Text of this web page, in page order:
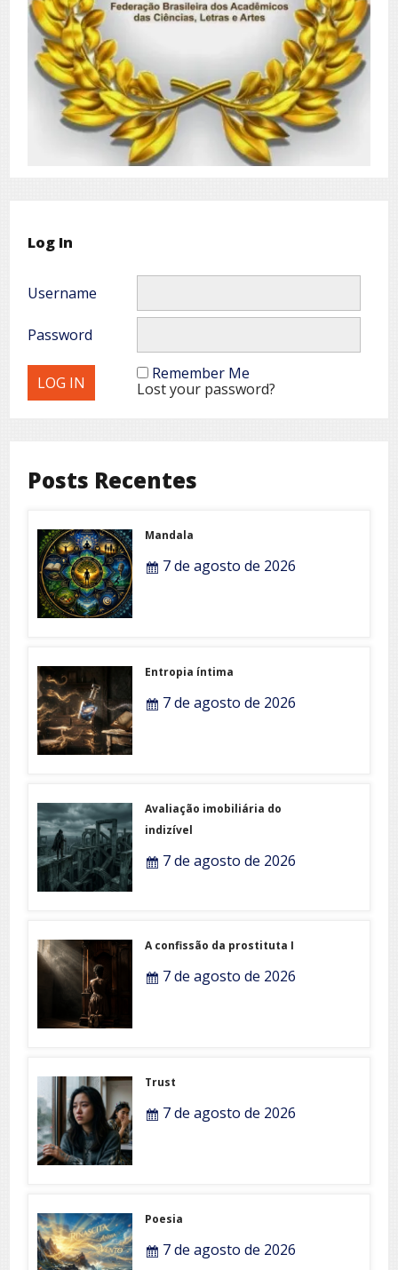
Log In
Username
Password
Remember Me
Lost your password?
Posts Recentes
Mandala
7 de agosto de 2026
Entropia íntima
7 de agosto de 2026
Avaliação imobiliária do
indizível
7 de agosto de 2026
A confissão da prostituta I
7 de agosto de 2026
Trust
7 de agosto de 2026
Poesia
7 de agosto de 2026